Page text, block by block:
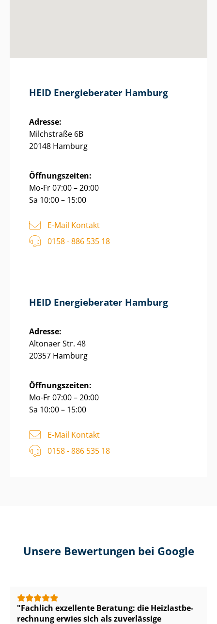
HEID Energieberater Hamburg
Adresse:
Milchstraße 6B
20148 Hamburg
Öffnungszeiten:
Mo-Fr 07:00 – 20:00
Sa 10:00 – 15:00
E-Mail Kontakt
0158 - 886 535 18
HEID Energieberater Hamburg
Adresse:
Altonaer Str. 48
20357 Hamburg
Öffnungszeiten:
Mo-Fr 07:00 – 20:00
Sa 10:00 – 15:00
E-Mail Kontakt
0158 - 886 535 18
Unsere Bewertungen bei Google
Fachlich exzellente Beratung: die Heiz­last­be­
rech­nung erwies sich als zuverlässige